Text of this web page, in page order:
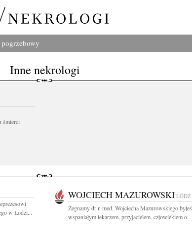
Inne nekrologi
śmierci
w Łodzi...
WOJCIECH MAZUROWSKI ŁÓDŹ
Żegnamy dr n med. Wojciecha Mazurowskiego byłeś
wspaniałym lekarzem, przyjacielem, człowiekiem o...